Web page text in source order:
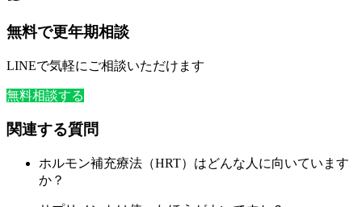
無料で更年期相談
LINEで気軽にご相談いただけます
無料相談する
関連する質問
ホルモン補充療法（HRT）はどんな人に向いています
か？